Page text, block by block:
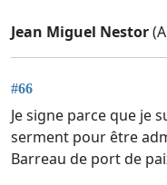
Jean Miguel Nestor
#66
Je signe parce que je
serment pour être
Barreau de port de